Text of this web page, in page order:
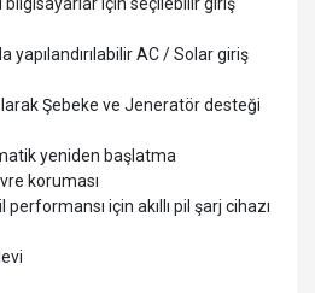
yapılandırılabilir AC / Solar giriş
Şebeke ve Jeneratör desteği
yeniden başlatma
koruması
için akıllı pil şarj cihazı